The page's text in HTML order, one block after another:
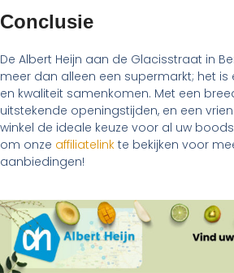
Conclusie
De Albert Heijn aan de Glacisstraat in
meer dan alleen een supermarkt; het
en kwaliteit samenkomen. Met een
uitstekende openingstijden, en een
winkel de ideale keuze voor al uw
om onze affiliatelink te bekijken voor
aanbiedingen!